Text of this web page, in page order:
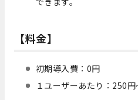
【料金】
初期導入費：0円
１ユーザーあたり：250円